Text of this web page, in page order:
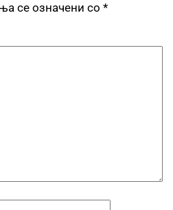
се означени со *